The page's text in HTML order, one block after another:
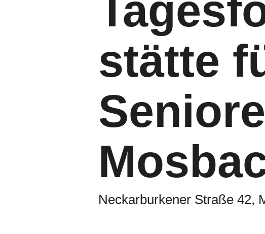
stätte
Neckarburkener Straße 42,